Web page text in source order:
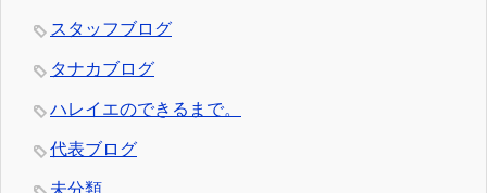
スタッフブログ
タナカブログ
ハレイエのできるまで。
代表ブログ